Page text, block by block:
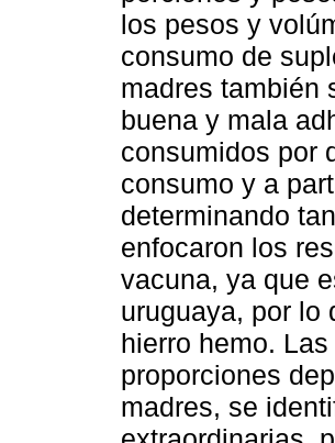
los pesos y
consumo de
madres también
buena y mala
consumidos por
consumo y a
determinando
enfocaron los
vacuna, ya que
uruguaya, por lo
hierro hemo.
proporciones
madres, se